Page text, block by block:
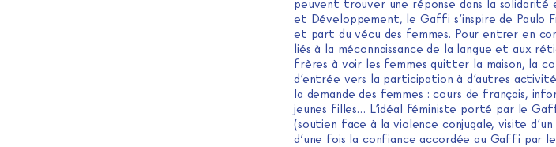
peuvent trouver une réponse dans la
et Développement, le Gaffi s’inspire de Paulo
et part du vécu des femmes. Pour entrer en
liés à la méconnaissance de la langue et aux
frères à voir les femmes quitter la maison, la
d’entrée vers la participation à d’autres
la demande des femmes : cours de français,
jeunes filles… L’idéal féministe porté par le
(soutien face à la violence conjugale, visite
d’une fois la confiance accordée au Gaffi par